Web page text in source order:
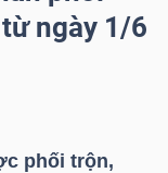
ngày 1/6
phối trộn,